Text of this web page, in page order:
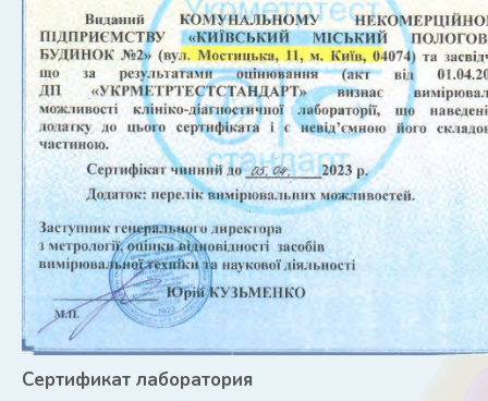
Сертификат лаборатория